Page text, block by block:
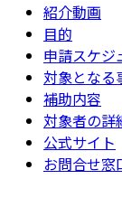
紹介動画
目的
申請スケジ
対象となる
補助内容
対象者の詳
公式サイト
お問合せ窓